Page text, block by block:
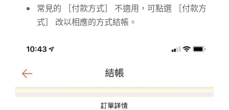
常見的 ［付款方式］ 不適用，可點選 ［付款方
式］ 改以相應的方式結帳。